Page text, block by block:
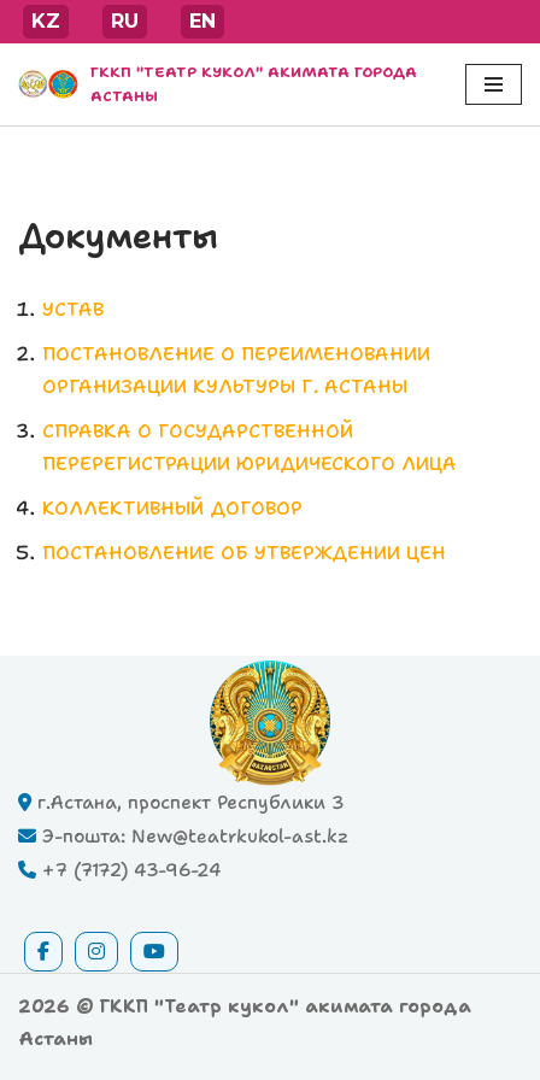
Перейти
к
содержимому
KZ RU EN
ГККП "ТЕАТР КУКОЛ" АКИМАТА ГОРОДА
АСТАНЫ
Документы
УСТАВ
ПОСТАНОВЛЕНИЕ О ПЕРЕИМЕНОВАНИИ
ОРГАНИЗАЦИИ КУЛЬТУРЫ Г. АСТАНЫ
СПРАВКА О ГОСУДАРСТВЕННОЙ
ПЕРЕРЕГИСТРАЦИИ ЮРИДИЧЕСКОГО ЛИЦА
КОЛЛЕКТИВНЫЙ ДОГОВОР
ПОСТАНОВЛЕНИЕ ОБ УТВЕРЖДЕНИИ ЦЕН
г.Астана, проспект Республики 3
Э-пошта: New@teatrkukol-ast.kz
+7 (7172) 43-96-24
2026 © ГККП "Театр кукол" акимата города
Астаны